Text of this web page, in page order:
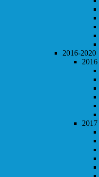
2016-2020
2016
2017